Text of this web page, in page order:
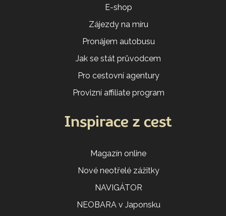
E-shop
Zájezdy na míru
Pronájem autobusu
Jak se stát průvodcem
Pro cestovní agentury
Provizní affiliate program
Inspirace z cest
Magazín online
Nové neotřelé zážitky
NAVIGÁTOR
NEOBARA v Japonsku